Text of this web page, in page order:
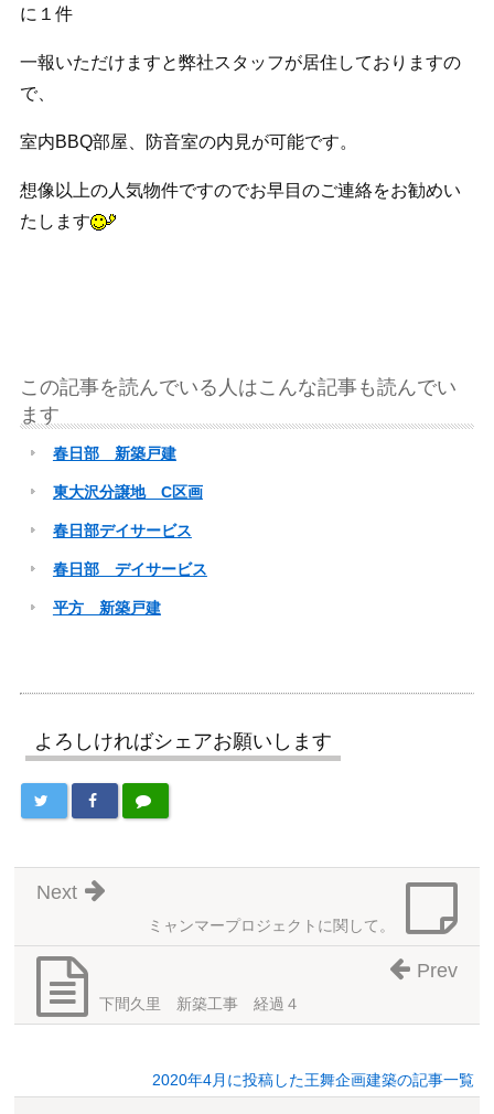
に１件
一報いただけますと弊社スタッフが居住しておりますの
で、
室内BBQ部屋、防音室の内見が可能です。
想像以上の人気物件ですのでお早目のご連絡をお勧めい
たします
この記事を読んでいる人はこんな記事も読んでい
ます
春日部 新築戸建
東大沢分譲地 C区画
春日部デイサービス
春日部 デイサービス
平方 新築戸建
よろしければシェアお願いします
ミャンマープロジェクトに関して。
Next
下間久里 新築工事 経過４
Prev
2020年4月に投稿した王舞企画建築の記事一覧